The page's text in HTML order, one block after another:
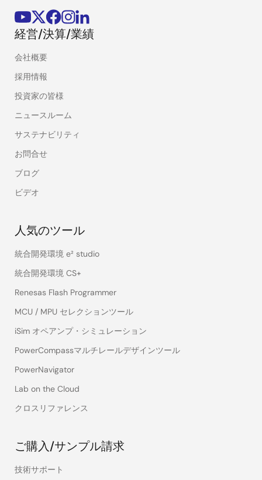
経営/決算/業績
会社概要
採用情報
投資家の皆様
ニュースルーム
サステナビリティ
お問合せ
ブログ
ビデオ
人気のツール
統合開発環境 e² studio
統合開発環境 CS+
Renesas Flash Programmer
MCU / MPU セレクションツール
iSim オペアンプ・シミュレーション
PowerCompassマルチレールデザインツール
PowerNavigator
Lab on the Cloud
クロスリファレンス
ご購入/サンプル請求
技術サポート